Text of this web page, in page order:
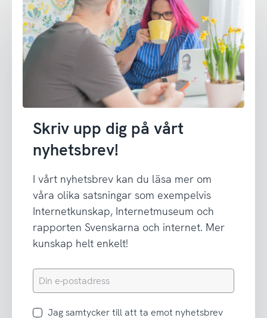
Skriv upp dig på vårt
nyhetsbrev!
I vårt nyhetsbrev kan du läsa mer om
våra olika satsningar som exempelvis
Internetkunskap, Internetmuseum och
rapporten Svenskarna och internet. Mer
kunskap helt enkelt!
Din
e-
JagJag samtycker till att ta emot nyhetsbrev